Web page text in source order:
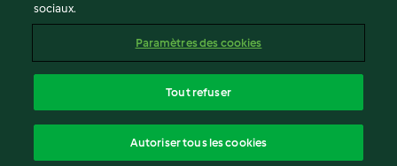
Mentions légales
Contenu du rapport
Déclaration d'accessibilité
sociaux.
Paramètres des cookies
Tout refuser
Autoriser tous les cookies